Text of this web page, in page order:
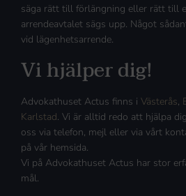
säga rätt till förlängning eller rätt till
arrendeavtalet sägs upp. Något
vid lägenhetsarrende.
Vi hjälper dig!
Advokathuset Actus finns i Västerås,
Karlstad. Vi är alltid redo att hjälpa
oss via telefon, mejl eller via vårt
på vår hemsida.
Vi på Advokathuset Actus har stor
mål.